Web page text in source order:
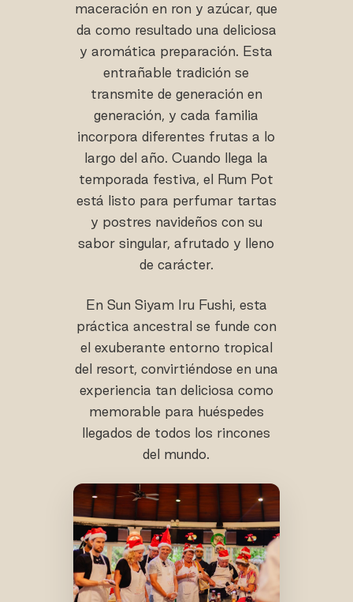
maceración en ron y azúcar, que
da como resultado una deliciosa
y aromática preparación. Esta
entrañable tradición se
transmite de generación en
generación, y cada familia
incorpora diferentes frutas a lo
largo del año. Cuando llega la
temporada festiva, el Rum Pot
está listo para perfumar tartas
y postres navideños con su
sabor singular, afrutado y lleno
de carácter.
En Sun Siyam Iru Fushi, esta
práctica ancestral se funde con
el exuberante entorno tropical
del resort, convirtiéndose en una
experiencia tan deliciosa como
memorable para huéspedes
llegados de todos los rincones
del mundo.